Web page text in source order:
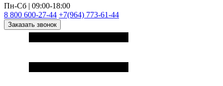
Пн-Сб | 09:00-18:00
8 800 600-27-44 +7(964) 773-61-44
Заказать звонок